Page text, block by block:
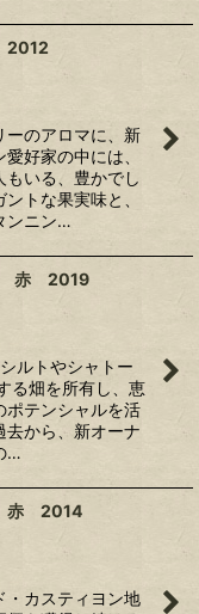
2012
ーのアロマに、新
好家の中には、
いる、豊かでし
トな果実味と、
ンニン…
赤 2019
ルトやシャトー
る畑を所有し、恵
ポテンシャルを活
去から、新オーナ
…
赤 2014
・カスティヨン地